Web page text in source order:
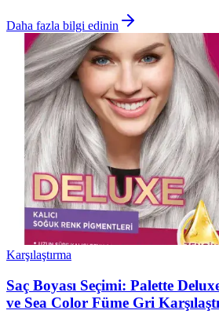
Daha fazla bilgi edinin
Karşılaştırma
Saç Boyası Seçimi: Palette
ve Sea Color Füme Gri